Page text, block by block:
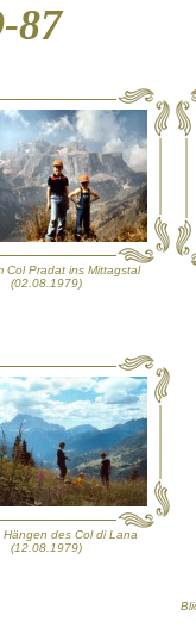
87
Col Pradat ins Mittagstal
(02.08.1979)
des Col di Lana
(12.08.1979)